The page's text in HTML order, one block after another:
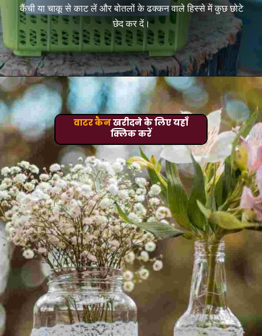
कैंची या चाकू से काट लें और बोतलों के ढक्कन वाले हिस्से में कुछ छोटे
छेद कर दें।
वाटर कैनखरीदने के लिए यहाँ
क्लिक करें